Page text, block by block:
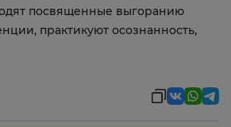
посвященные выгоранию
практикуют осознанность,